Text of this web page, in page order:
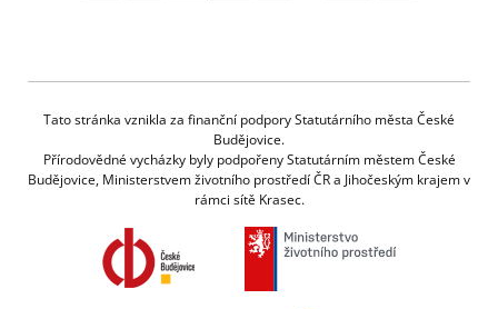
Tato stránka vznikla za finanční podpory Statutárního města České
Budějovice.
Přírodovědné vycházky byly podpořeny Statutárním městem České
Budějovice, Ministerstvem životního prostředí ČR a Jihočeským krajem v
rámci sítě Krasec.